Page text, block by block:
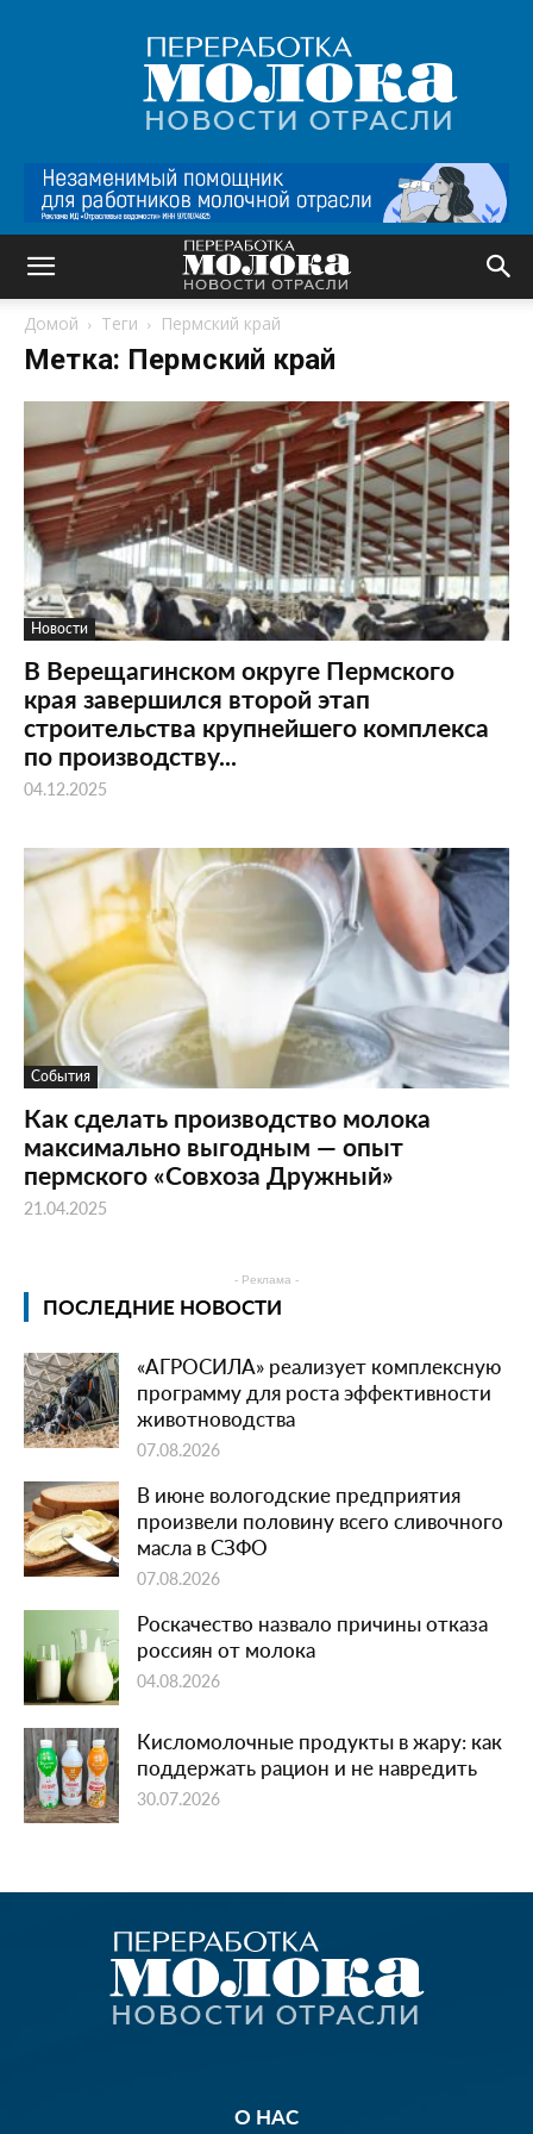
Переработка
молока
|
Новости
Домой Теги Пермский край
Метка: Пермский край
Новости
В Верещагинском округе Пермского
края завершился второй этап
строительства крупнейшего комплекса
по производству...
04.12.2025
События
Как сделать производство молока
максимально выгодным — опыт
пермского «Совхоза Дружный»
21.04.2025
- Реклама -
ПОСЛЕДНИЕ НОВОСТИ
«АГРОСИЛА» реализует комплексную
программу для роста эффективности
животноводства
07.08.2026
В июне вологодские предприятия
произвели половину всего сливочного
масла в СЗФО
07.08.2026
Роскачество назвало причины отказа
россиян от молока
04.08.2026
Кисломолочные продукты в жару: как
поддержать рацион и не навредить
30.07.2026
О НАС